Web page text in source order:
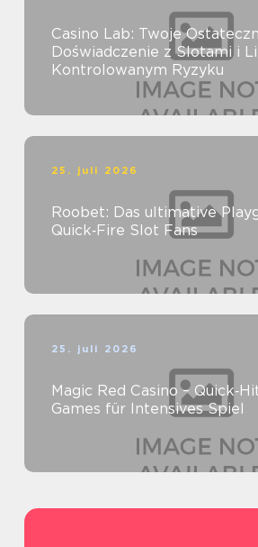
Casino Lab: Twoje
Doświadczenie z Slotami i
Kontrolowanym Ryzyku
25. juli 2026
Roobet: Das ultimative
Quick‑Fire Slot Fans
25. juli 2026
Magic Red Casino –
Games für Intensives Spiel